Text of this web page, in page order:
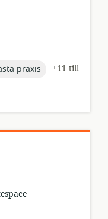
praxis
+11 till